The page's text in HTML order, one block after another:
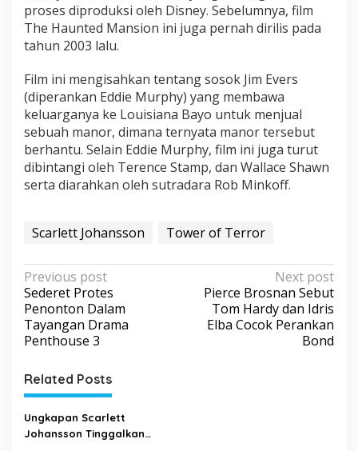
proses diproduksi oleh Disney. Sebelumnya, film
The Haunted Mansion ini juga pernah dirilis pada
tahun 2003 lalu.
Film ini mengisahkan tentang sosok Jim Evers
(diperankan Eddie Murphy) yang membawa
keluarganya ke Louisiana Bayo untuk menjual
sebuah manor, dimana ternyata manor tersebut
berhantu. Selain Eddie Murphy, film ini juga turut
dibintangi oleh Terence Stamp, dan Wallace Shawn
serta diarahkan oleh sutradara Rob Minkoff.
Scarlett Johansson Tower of Terror
P
o
s
t
n
a
v
i
Previous post
Sederet Protes
Penonton Dalam
Tayangan Drama
Penthouse 3
Next post
Pierce Brosnan Sebut
Tom Hardy dan Idris
Elba Cocok Perankan
Bond
Related Posts
Ungkapan Scarlett
Johansson Tinggalkan